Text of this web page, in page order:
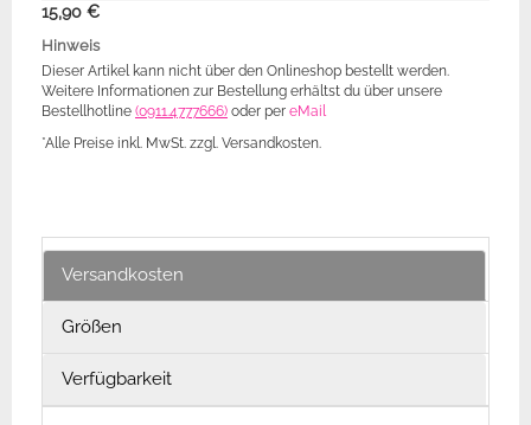
15,90 €
Hinweis
Dieser Artikel kann nicht über den Onlineshop bestellt werden.
Weitere Informationen zur Bestellung erhältst du über unsere
Bestellhotline (0911.4777666) oder per eMail
*Alle Preise inkl. MwSt. zzgl. Versandkosten.
Versandkosten
Größen
Verfügbarkeit